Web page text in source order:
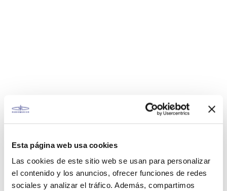
Esta página web usa cookies
Las cookies de este sitio web se usan para personalizar
el contenido y los anuncios, ofrecer funciones de redes
sociales y analizar el tráfico. Además, compartimos